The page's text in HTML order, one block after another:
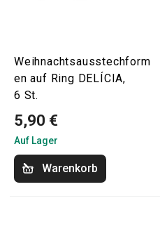
Weihnachtsausstechform
en auf Ring DELÍCIA,
6 St.
5,90 €
Auf Lager
Warenkorb